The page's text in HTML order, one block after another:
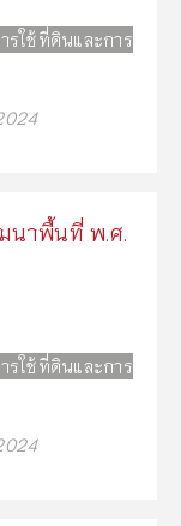
รใช้ที่ดินและการ
าพื้นที่ พ.ศ.
รใช้ที่ดินและการ